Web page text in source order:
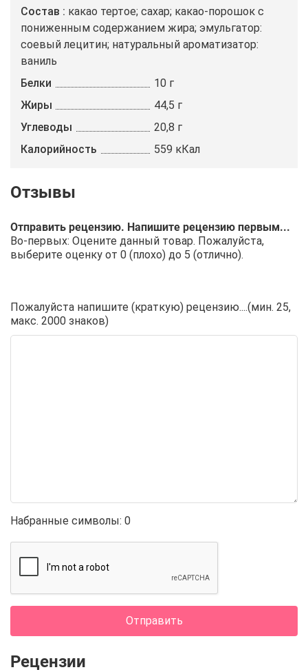
Состав
какао тертое; сахар; какао-порошок с
пониженным содержанием жира; эмульгатор:
соевый лецитин; натуральный ароматизатор:
ваниль
Белки
10 г
Жиры
44,5 г
Углеводы
20,8 г
Калорийность
559 кКал
Отправить рецензию. Напишите рецензию первым...
Во-первых: Оцените данный товар. Пожалуйста,
выберите оценку от 0 (плохо) до 5 (отлично).
Пожалуйста напишите (краткую) рецензию....(мин. 25,
макс. 2000 знаков)
Набранные символы: 0
Отправить
Рецензии